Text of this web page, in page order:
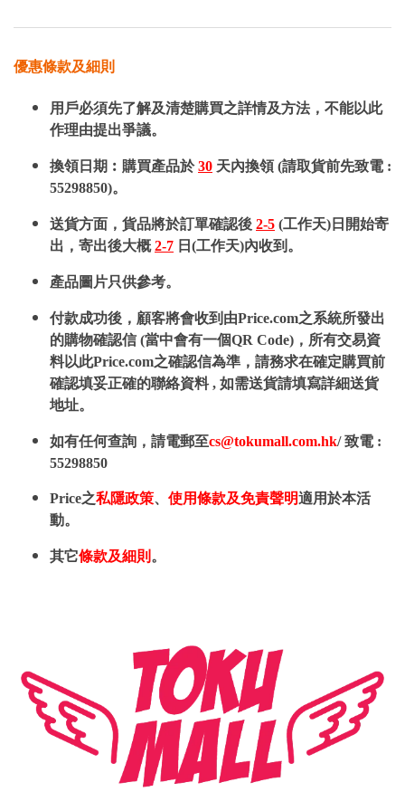
優惠條款及細則
用戶必須先了解及清楚購買之詳情及方法，不能以此
作理由提出爭議。
換領日期︰購買產品於30 天內換領 (請取貨前先致電 :
55298850)。
送貨方面，貨品將於訂單確認後 2-5 (工作天)日開始寄
出，寄出後大概2-7 日(工作天)內收到。
產品圖片只供參考。
付款成功後，顧客將會收到由Price.com之系統所發出
的購物確認信 (當中會有一個QR Code)，所有交易資
料以此Price.com之確認信為準，請務求在確定購買前
確認填妥正確的聯絡資料 , 如需送貨請填寫詳細送貨
地址。
如有任何查詢，請電郵至cs@tokumall.com.hk/ 致電 :
55298850
Price之私隱政策、 使用條款及免責聲明適用於本活
動。
其它條款及細則 。